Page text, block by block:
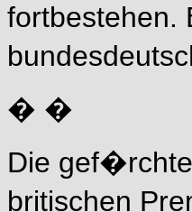
fortbestehen.
� �
Die
britischen